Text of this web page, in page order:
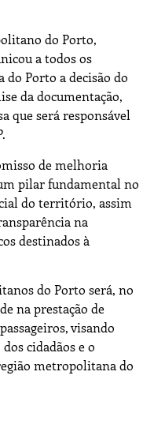
do Porto,
a todos os
Porto a decisão do
da documentação,
que será responsável
de melhoria
pilar fundamental no
do território, assim
na
destinados à
do Porto será, no
na prestação de
visando
cidadãos e o
metropolitana do